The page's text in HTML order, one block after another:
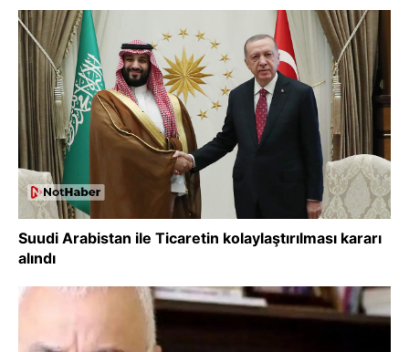
Suudi Arabistan ile Ticaretin kolaylaştırılması kararı
alındı